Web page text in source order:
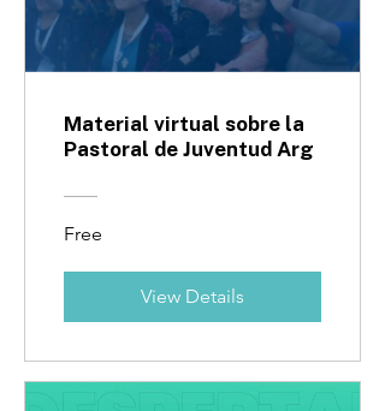
Material virtual sobre la
Pastoral de Juventud Arg
Free
View Details